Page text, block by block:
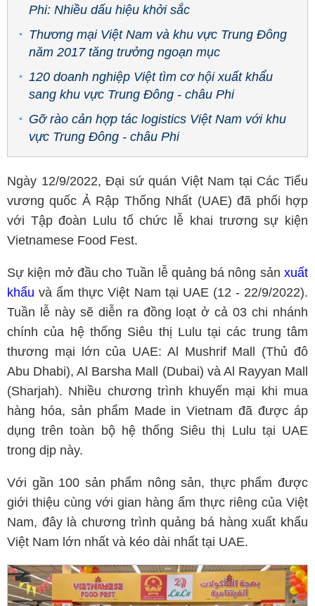
Phi: Nhiều dấu hiệu khởi sắc
Thương mại Việt Nam và khu vực Trung Đông
năm 2017 tăng trưởng ngoạn mục
120 doanh nghiệp Việt tìm cơ hội xuất khẩu
sang khu vực Trung Đông - châu Phi
Gỡ rào cản hợp tác logistics Việt Nam với khu
vực Trung Đông - châu Phi
Ngày 12/9/2022, Đại sứ quán Việt Nam tại Các Tiểu
vương quốc Ả Rập Thống Nhất (UAE) đã phối hợp
với Tập đoàn Lulu tổ chức lễ khai trương sự kiện
Vietnamese Food Fest.
Sự kiện mở đầu cho Tuần lễ quảng bá nông sản xuất
khẩu và ẩm thực Việt Nam tại UAE (12 - 22/9/2022).
Tuần lễ này sẽ diễn ra đồng loạt ở cả 03 chi nhánh
chính của hệ thống Siêu thị Lulu tại các trung tâm
thương mại lớn của UAE: Al Mushrif Mall (Thủ đô
Abu Dhabi), Al Barsha Mall (Dubai) và Al Rayyan Mall
(Sharjah). Nhiều chương trình khuyến mại khi mua
hàng hóa, sản phẩm Made in Vietnam đã được áp
dụng trên toàn bộ hệ thống Siêu thị Lulu tại UAE
trong dịp này.
Với gần 100 sản phẩm nông sản, thực phẩm được
giới thiệu cùng với gian hàng ẩm thực riêng của Việt
Nam, đây là chương trình quảng bá hàng xuất khẩu
Việt Nam lớn nhất và kéo dài nhất tại UAE.